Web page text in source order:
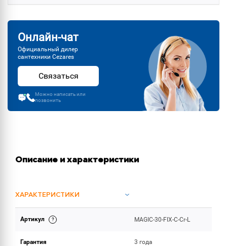
Онлайн-чат
Официальный дилер
сантехники Cezares
Связаться
Можно написать или
позвонить
Описание и характеристики
ХАРАКТЕРИСТИКИ
ОБЪЕМ ПОСТАВКИ
Артикул MAGIC-30-FIX-C-Cr-L
Гарантия 3 года